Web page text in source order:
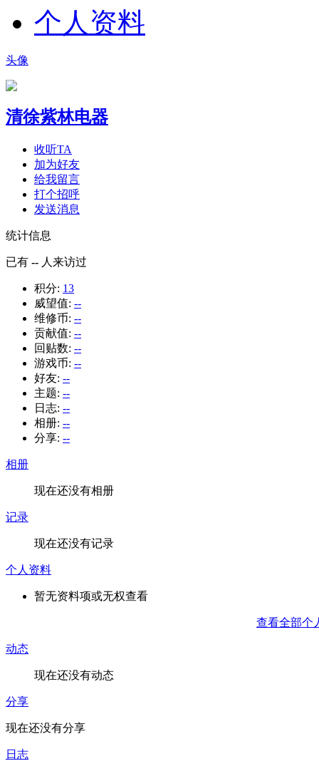
个人资料
头像
清徐紫林电器
收听TA
加为好友
给我留言
打个招呼
发送消息
统计信息
已有 -- 人来访过
积分: 13
威望值: --
维修币: --
贡献值: --
回贴数: --
游戏币: --
好友: --
主题: --
日志: --
相册: --
分享: --
相册
现在还没有相册
记录
现在还没有记录
个人资料
暂无资料项或无权查看
查看全部个
动态
现在还没有动态
分享
现在还没有分享
日志